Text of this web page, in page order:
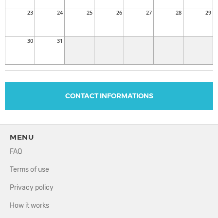
pure sonic happiness.
23 24 25 26 27 28 29
30 31
CONTACT INFORMATIONS
MENU
FAQ
Terms of use
Privacy policy
How it works